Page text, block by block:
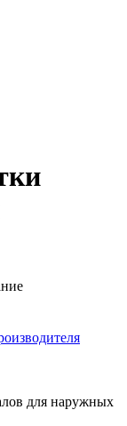
для наружных